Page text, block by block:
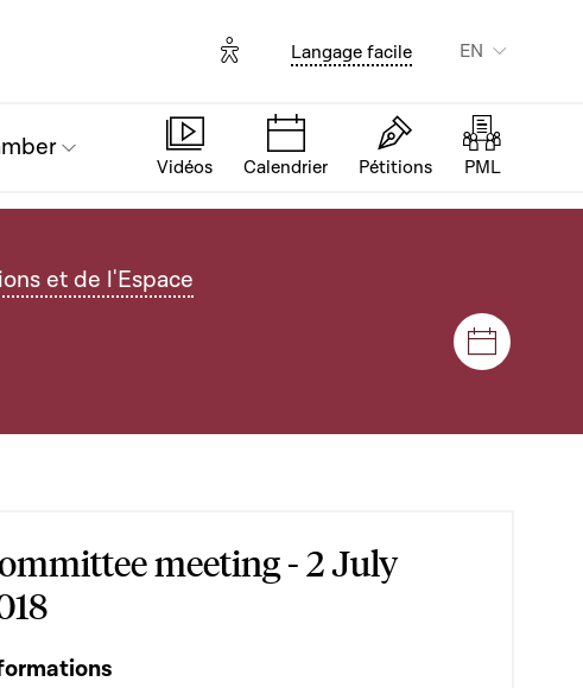
Options d'accessibilité
Langage facile EN
Vidéos Calendrier Pétitions PML
et de l'Espace
Sessions
meeting - 2 July